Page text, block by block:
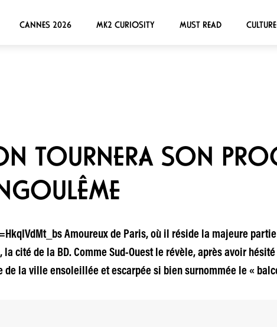
CANNES 2026 MK2 CURIOSITY MUST READ CULTURE
TOURNERA SON
Amoureux de Paris, où il réside la majeure partie
cité de la BD. Comme Sud-Ouest le révèle, après avoir
de la ville ensoleillée et escarpée si bien surnommée le «